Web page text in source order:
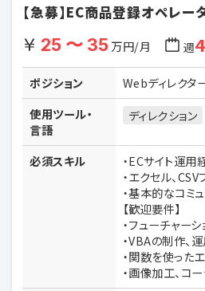
【急募】EC商品登録オペレー
25 〜 35万円/月 週
ポジション
Webディレクタ
使用ツール・
言語
ディレクション
必須スキル
・ECサイト運用
・エクセル、
・基本的なコミ
【歓迎要件】
・フューチャー
・VBAの制作、
・関数を使った
・画像加工、コ